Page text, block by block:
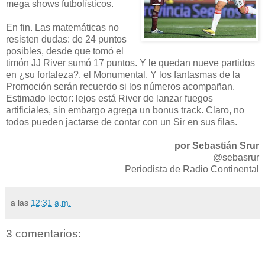
mega shows futbolísticos.
En fin. Las matemáticas no
resisten dudas: de 24 puntos
posibles, desde que tomó el
timón JJ River sumó 17 puntos. Y le quedan nueve partidos
en ¿su fortaleza?, el Monumental. Y los fantasmas de la
Promoción serán recuerdo si los números acompañan.
Estimado lector: lejos está River de lanzar fuegos
artificiales, sin embargo agrega un bonus track. Claro, no
todos pueden jactarse de contar con un Sir en sus filas.
por Sebastián Srur
@sebasrur
Periodista de Radio Continental
a las 12:31 a.m.
3 comentarios: